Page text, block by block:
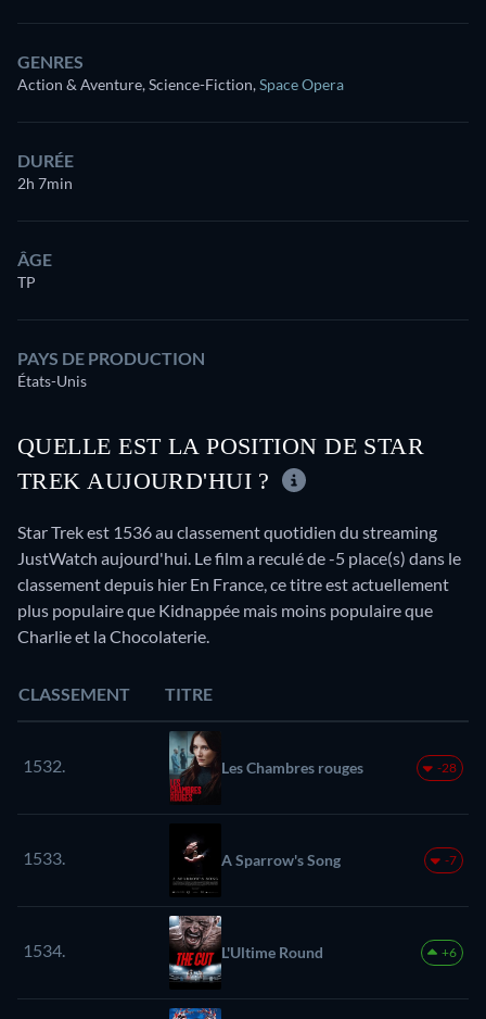
GENRES
Action & Aventure, Science-Fiction,Space Opera
DURÉE
2h 7min
ÂGE
TP
PAYS DE PRODUCTION
États-Unis
QUELLE EST LA POSITION DE STAR
TREK AUJOURD'HUI ?
Star Trek est 1536 au classement quotidien du streaming
JustWatch aujourd'hui. Le film a reculé de -5 place(s) dans le
classement depuis hier En France, ce titre est actuellement
plus populaire que Kidnappée mais moins populaire que
Charlie et la Chocolaterie.
CLASSEMENT TITRE
1532. Les Chambres rouges -28
1533. A Sparrow's Song -7
1534. L'Ultime Round +6